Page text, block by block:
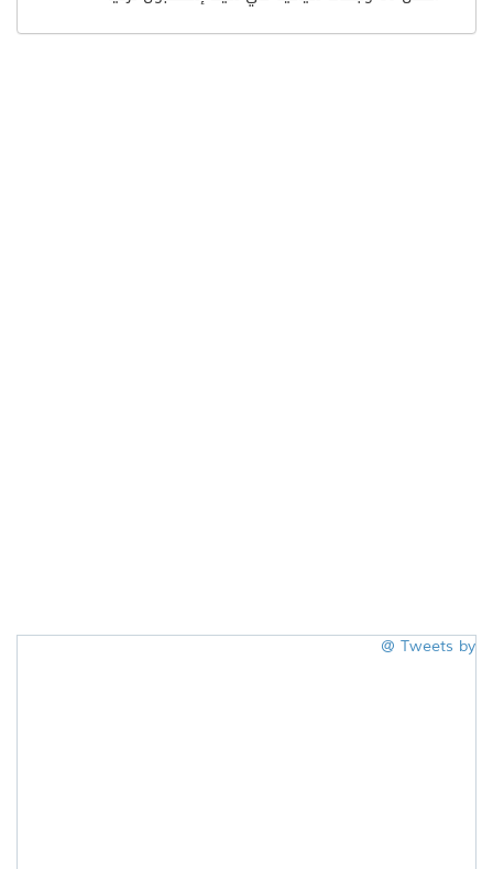
Tweets by @